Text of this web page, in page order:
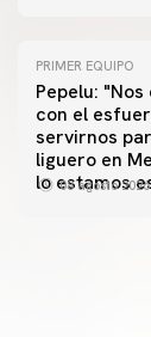
PRIMER EQUIPO
Pepelu:
con el
servirnos
liguero en
lo estamos
08 agosto 2026
PRIMER EQUIPO
Las fotos